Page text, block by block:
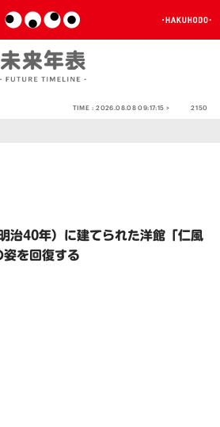
TIME :2026.08.08 09:17:15 > 2150
治40年）に建てられた洋館「仁風
姿を回復する